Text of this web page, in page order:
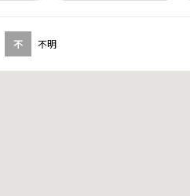
不 不明